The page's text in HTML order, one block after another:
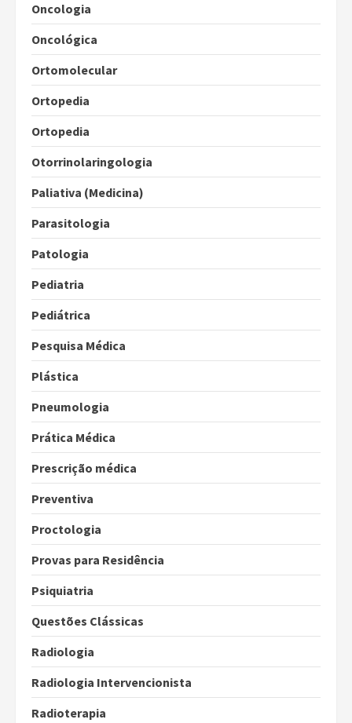
Oncologia
Oncológica
Ortomolecular
Ortopedia
Ortopedia
Otorrinolaringologia
Paliativa (Medicina)
Parasitologia
Patologia
Pediatria
Pediátrica
Pesquisa Médica
Plástica
Pneumologia
Prática Médica
Prescrição médica
Preventiva
Proctologia
Provas para Residência
Psiquiatria
Questões Clássicas
Radiologia
Radiologia Intervencionista
Radioterapia